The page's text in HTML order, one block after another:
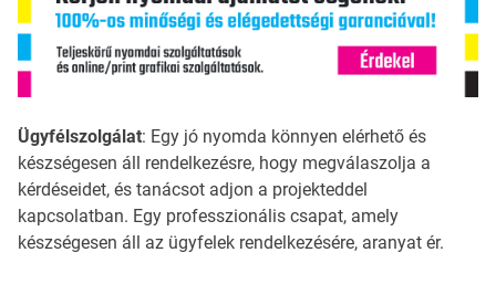
Ügyfélszolgálat: Egy jó nyomda könnyen elérhető és
készségesen áll rendelkezésre, hogy megválaszolja a
kérdéseidet, és tanácsot adjon a projekteddel
kapcsolatban. Egy professzionális csapat, amely
készségesen áll az ügyfelek rendelkezésére, aranyat ér.